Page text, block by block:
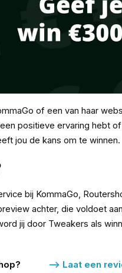
of een van haar
positieve ervaring hebt
jou de kans om te winnen.
bij KommaGo,
achter, die voldoet
jij door Tweakers als
--> Laat een